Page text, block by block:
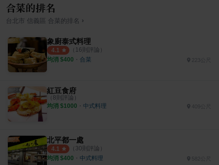
合菜的排名
台北市 信義區 合菜 的排名 ›
象廚泰式料理
4.1 （ 16則評論）
均消 $400 ・ 合菜
紅豆食府
（ 8則評論）
均消 $1000 ・ 中式料理 409公尺
北平都一處
4.1 （ 30則評論）
均消 $400 ・ 中式料理 582公尺